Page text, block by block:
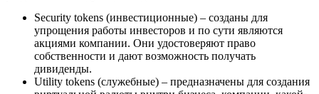
Security tokens (инвестиционные) – созданы для
упрощения работы инвесторов и по сути являются
акциями компании. Они удостоверяют право
собственности и дают возможность получать
дивиденды.
Utility tokens (служебные) – предназначены для создания